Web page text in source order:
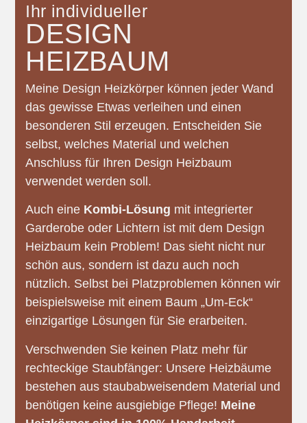
Ihr individueller
DESIGN
HEIZBAUM
Meine Design Heizkörper können jeder Wand
das gewisse Etwas verleihen und einen
besonderen Stil erzeugen. Entscheiden Sie
selbst, welches Material und welchen
Anschluss für Ihren Design Heizbaum
verwendet werden soll.
Auch eine Kombi-Lösung mit integrierter
Garderobe oder Lichtern ist mit dem Design
Heizbaum kein Problem! Das sieht nicht nur
schön aus, sondern ist dazu auch noch
nützlich. Selbst bei Platzproblemen können wir
beispielsweise mit einem Baum „Um-Eck“
einzigartige Lösungen für Sie erarbeiten.
Verschwenden Sie keinen Platz mehr für
rechteckige Staubfänger: Unsere Heizbäume
bestehen aus staubabweisendem Material und
benötigen keine ausgiebige Pflege! Meine